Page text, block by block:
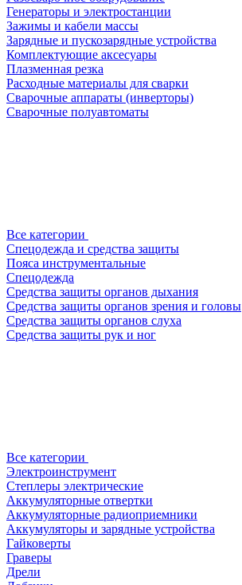
Генераторы и электростанции
Зажимы и кабели массы
Зарядные и пускозарядные устройства
Комплектующие аксесуары
Плазменная резка
Расходные материалы для сварки
Сварочные аппараты (инверторы)
Сварочные полуавтоматы
Все категории
Спецодежда и средства защиты
Пояса инструментальные
Спецодежда
Средства защиты органов дыхания
Средства защиты органов зрения и головы
Средства защиты органов слуха
Средства защиты рук и ног
Все категории
Электроинструмент
Степлеры электрические
Аккумуляторные отвертки
Аккумуляторные радиоприемники
Аккумуляторы и зарядные устройства
Гайковерты
Граверы
Дрели